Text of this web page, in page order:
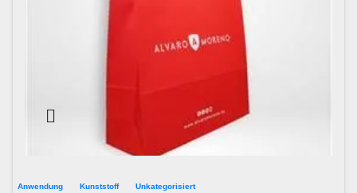
Anwendung Kunststoff Unkategorisiert